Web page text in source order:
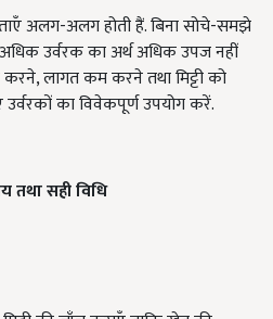
अलग-अलग होती हैं. बिना सोचे-समझे
उर्वरक का अर्थ अधिक उपज नहीं
करने, लागत कम करने तथा मिट्टी को
का विवेकपूर्ण उपयोग करें.
तथा सही विधि